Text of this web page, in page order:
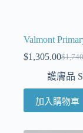
Valmont
$
$1,305.00
護膚品
加入購物車